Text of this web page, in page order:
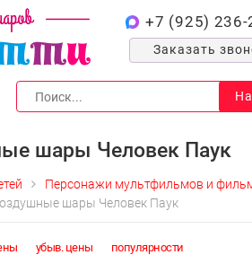
+7 (925) 236-
Заказать
шары Человек Паук
Персонажи мультфильмов и
шары Человек Паук
убыв. цены популярности